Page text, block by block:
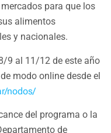
para que los
alimentos
y nacionales.
9 al 11/12 de este año
modo online desde el
nodos/
del programa o la
de